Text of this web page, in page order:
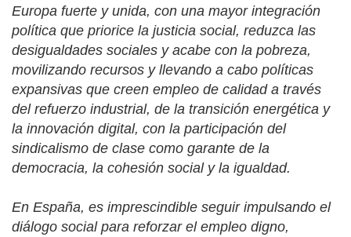
Europa fuerte y unida, con una mayor integración
política que priorice la justicia social, reduzca las
desigualdades sociales y acabe con la pobreza,
movilizando recursos y llevando a cabo políticas
expansivas que creen empleo de calidad a través
del refuerzo industrial, de la transición energética y
la innovación digital, con la participación del
sindicalismo de clase como garante de la
democracia, la cohesión social y la igualdad.
En España, es imprescindible seguir impulsando el
diálogo social para reforzar el empleo digno,